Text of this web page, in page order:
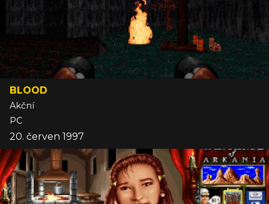
BLOOD
Akční
PC
20. červen 1997